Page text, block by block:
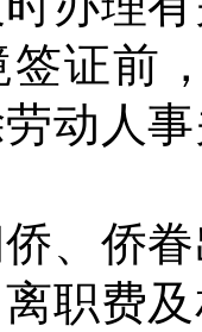
签证前
动人
、侨
职费